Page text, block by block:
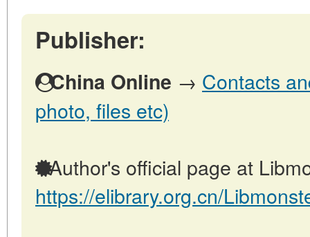
Publisher:
China Online → Contacts
photo, files etc)
Author's official page at
https://elibrary.org.cn/